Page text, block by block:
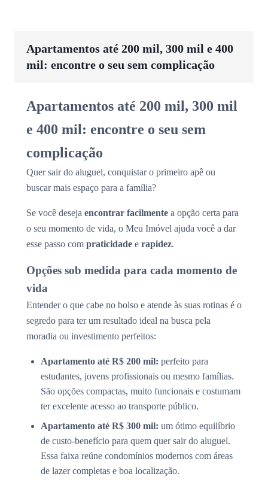
Apartamentos até 200 mil, 300 mil e 400
mil: encontre o seu sem complicação
Apartamentos até 200 mil, 300 mil
e 400 mil: encontre o seu sem
complicação
Quer sair do aluguel, conquistar o primeiro apê ou
buscar mais espaço para a família?
Se você deseja encontrar facilmente a opção certa para
o seu momento de vida, o Meu Imóvel ajuda você a dar
esse passo com praticidade e rapidez.
Opções sob medida para cada momento de
vida
Entender o que cabe no bolso e atende às suas rotinas é o
segredo para ter um resultado ideal na busca pela
moradia ou investimento perfeitos:
Apartamento até R$ 200 mil: perfeito para
estudantes, jovens profissionais ou mesmo famílias.
São opções compactas, muito funcionais e costumam
ter excelente acesso ao transporte público.
Apartamento até R$ 300 mil: um ótimo equilíbrio
de custo-benefício para quem quer sair do aluguel.
Essa faixa reúne condomínios modernos com áreas
de lazer completas e boa localização.